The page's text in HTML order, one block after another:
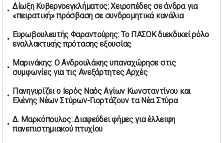
01/05/2026 | 19:54
Βελόπουλος: Κριτική σε πολιτικούς αρχηγούς για
δηλώσεις την Πρωτομαγιά
01/05/2026 | 19:33
Υπερβολική ταχύτητα στο Αλιβέρι οδήγησε σε σύλληψη
38χρονου οδηγού
01/05/2026 | 19:12
Υποψηφιότητες για τις εκλογές νέας διοίκησης του ΑΟ
Νέων Στύρων
Τουρκία: Ένταση στις συγκεντρώσεις για την Πρωτομαγιά
Δίωξη Κυβερνοεγκλήματος: Χειροπέδες σε άνδρα για
«πειρατική» πρόσβαση σε συνδρομητικά κανάλια
Ευρωβουλευτής Φαραντούρης: Το ΠΑΣΟΚ διεκδικεί ρόλο
εναλλακτικής πρότασης εξουσίας
Μαρινάκης: Ο Ανδρουλάκης υπαναχώρησε στις
συμφωνίες για τις Ανεξάρτητες Αρχές
Πανηγυρίζει ο Ιερός Ναός Αγίων Κωνσταντίνου και
Ελένης Νέων Στύρων-Γιορτάζουν τα Νέα Στύρα
Δ. Μαρκόπουλος: Διαψεύδει φήμες για έλλειψη
πανεπιστημιακού πτυχίου